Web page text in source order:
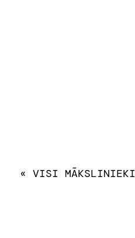
« VISI MĀKSLINIEKI